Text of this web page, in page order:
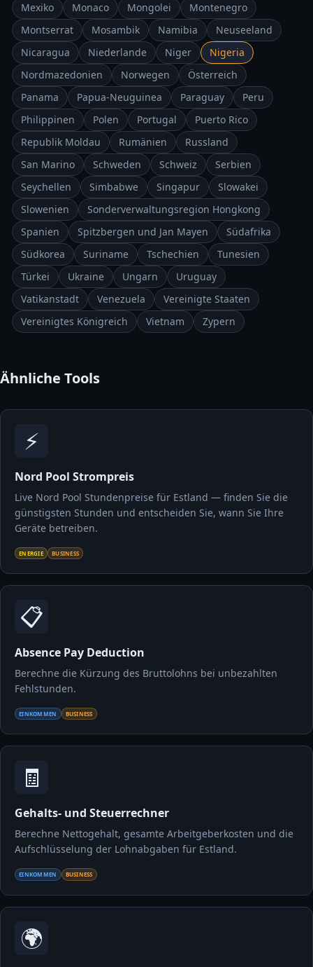
Mexiko
Monaco Mongolei
Montenegro
Montserrat
Mosambik Namibia
Neuseeland
Nicaragua
Niederlande Niger
Nigeria
Nordmazedonien
Norwegen
Österreich
Panama
Papua-Neuguinea Paraguay
Peru
Philippinen
Polen Portugal
Puerto Rico
Republik Moldau
Rumänien
Russland
San Marino
Schweden Schweiz
Serbien
Seychellen
Simbabwe Singapur
Slowakei
Slowenien
Sonderverwaltungsregion Hongkong
Spanien
Spitzbergen und Jan Mayen
Südafrika
Südkorea
Suriname Tschechien
Tunesien
Türkei
Ukraine Ungarn
Uruguay
Vatikanstadt
Venezuela
Vereinigte Staaten
Vereinigtes Königreich
Vietnam Zypern
Ähnliche Tools
⚡
Nord Pool Strompreis
Live Nord Pool Stundenpreise für Estland — finden Sie die
günstigsten Stunden und entscheiden Sie, wann Sie Ihre
Geräte betreiben.
ENERGIE BUSINESS
📋
Absence Pay Deduction
Berechne die Kürzung des Bruttolohns bei unbezahlten
Fehlstunden.
EINKOMMEN BUSINESS
🧾
Gehalts- und Steuerrechner
Berechne Nettogehalt, gesamte Arbeitgeberkosten und die
Aufschlüsselung der Lohnabgaben für Estland.
EINKOMMEN BUSINESS
🌍